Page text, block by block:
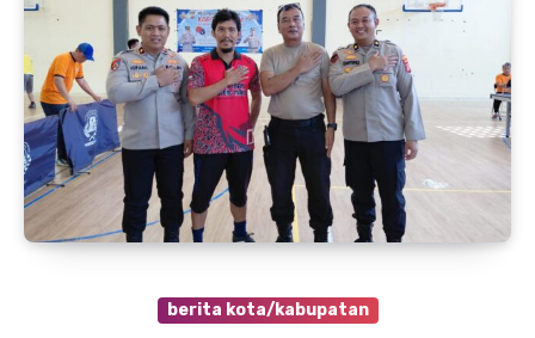
berita kota/kabupatan